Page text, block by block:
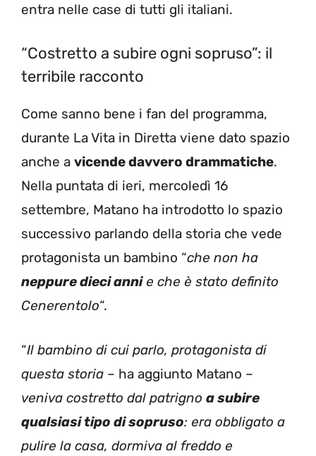
entra nelle case di tutti gli italiani.
“Costretto a subire ogni sopruso”: il
terribile racconto
Come sanno bene i fan del programma,
durante La Vita in Diretta viene dato spazio
anche a vicende davvero drammatiche.
Nella puntata di ieri, mercoledì 16
settembre, Matano ha introdotto lo spazio
successivo parlando della storia che vede
protagonista un bambino “che non ha
neppure dieci annie che è stato definito
Cenerentolo“.
“Il bambino di cui parlo, protagonista di
questa storia – ha aggiunto Matano –
veniva costretto dal patrigno a subire
qualsiasi tipo di sopruso: era obbligato a
pulire la casa, dormiva al freddo e